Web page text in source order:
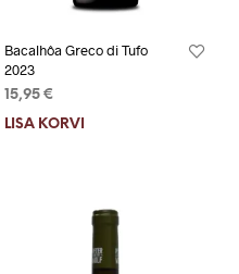
Bacalhôa Greco di Tufo
2023
15,95 €
LISA KORVI